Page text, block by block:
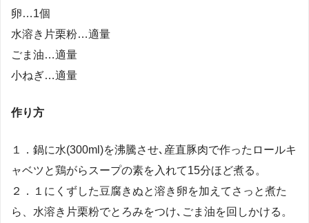
卵…1個
水溶き片栗粉…適量
ごま油…適量
小ねぎ…適量
作り方
１．鍋に水(300ml)を沸騰させ､産直豚肉で作ったロールキ
ャベツと鶏がらスープの素を入れて15分ほど煮る。
２．１にくずした豆腐きぬと溶き卵を加えてさっと煮た
ら、水溶き片栗粉でとろみをつけ､ごま油を回しかける。